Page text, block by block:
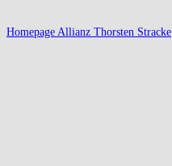
Homepage Allianz Thorsten Stracke